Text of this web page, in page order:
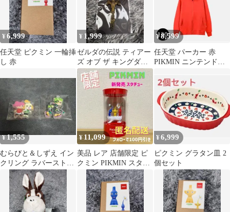
¥6,999
任天堂 ピクミン 一輪挿
し 赤
¥ 1,999
ゼルダの伝説 ティアー
ズ オブ ザ キングダム
ピンズ マスターソード
¥8,599
任天堂 パーカー 赤
PIKMIN ニンテンドー
130cm
¥1,555
むらびと＆しずえ イン
クリング ラバーストラ
ップコレクション
Nintendo
¥ 11,099
美品 レア 店舗限定 ピ
クミン PIKMIN スタチ
ュー Nintendo 新品
¥6,999
ピクミン グラタン皿 2
個セット